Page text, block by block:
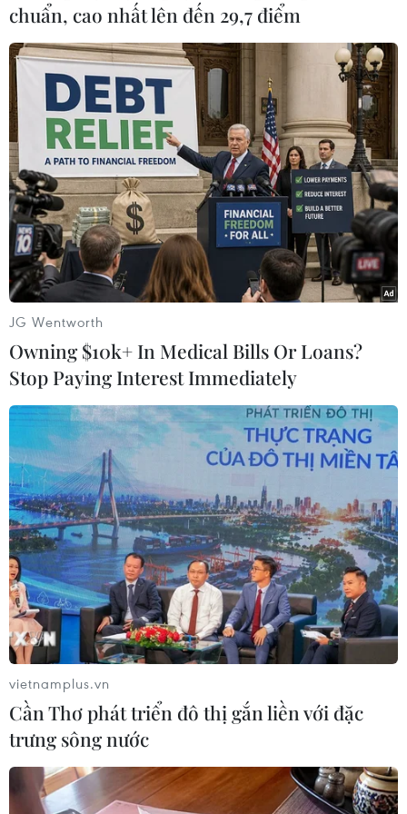
(TTXVN/Vietnam+)
#Hannu Mikkola
#Ung thư
Phần Lan
Theo dõi VietnamPlus
TIN LIÊN QUAN
chuẩn, cao nhất lên đến 29,7 điểm
JG Wentworth
Owning $10k+ In Medical Bills Or Loans?
Stop Paying Interest Immediately
vietnamplus.vn
Cần Thơ phát triển đô thị gắn liền với đặc
trưng sông nước